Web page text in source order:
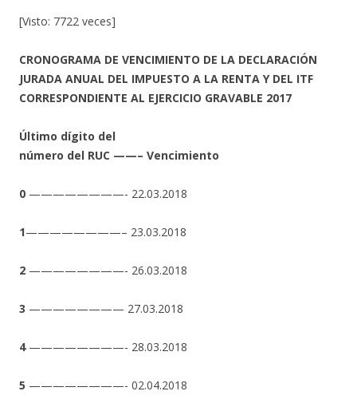
[Visto: 7722 veces]
CRONOGRAMA DE VENCIMIENTO DE LA DECLARACIÓN
JURADA ANUAL DEL IMPUESTO A LA RENTA Y DEL ITF
CORRESPONDIENTE AL EJERCICIO GRAVABLE 2017
Último dígito del
número del RUC ——– Vencimiento
0 ————————- 22.03.2018
1————————– 23.03.2018
2 ————————- 26.03.2018
3 ———————— 27.03.2018
4————————- 28.03.2018
5 ————————- 02.04.2018